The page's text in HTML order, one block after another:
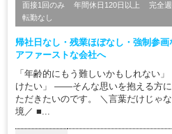
面接1回のみ 年間休日120日以上 完全
転勤なし
帰社日なし・残業ほぼなし・強制参
アファーストな会社へ
「年齢的にもう難しいかもしれない
けたい」 ――そんな思いを抱える方
ただきたいのです。 ＼言葉だけじゃ
境／ ■...